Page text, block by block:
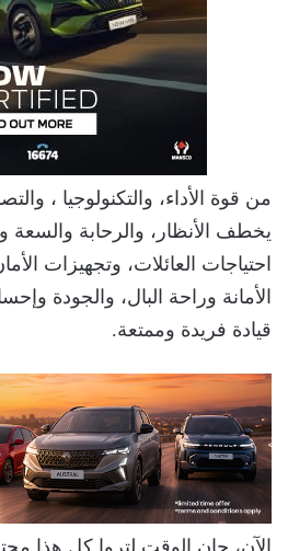
من قوة الأداء، والتكنولوجيا ،
يخطف الأنظار، والرحابة والسعة
احتياجات العائلات، وتجهيزات
الأمانة وراحة البال، والجودة
قيادة فريدة وممتعة.